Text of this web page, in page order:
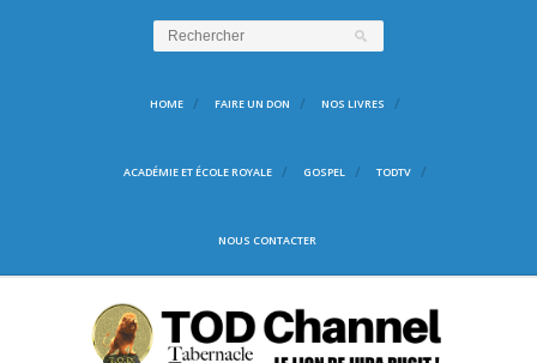
HOME FAIRE UN DON NOS LIVRES
ACADÉMIE ET ÉCOLE ROYALE GOSPEL TODTV
NOUS CONTACTER